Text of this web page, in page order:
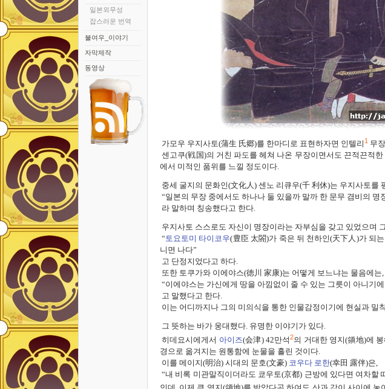
일본외무성
잡스러운 번역
불여우_이야기
자막제작
동영상
가모우 우지사토(蒲生 氏郷)를 한마디로 표현하자면 인텔리 1 무
센고쿠(戦国)의 거친 파도를 헤쳐 나온 무장이면서도 끈적끈적
에서 미적인 품위를 느낄 정도이다.
중세 굴지의 문화인(文化人) 센노 리큐우(千 利休)는 우지사토를
“일본의 무장 중에서도 하나나 둘 있을까 말까 한 문무 겸비의 명
라 말하며 칭송했다고 한다.
우지사토 스스로도 자신이 명장이라는 자부심을 갖고 있었으며
“토요토미 타이코우(豊臣 太閤)가 죽은 뒤 천하인(天下人)가 되
니면 나다”
고 단정지었다고 하다.
또한 토쿠가와 이에야스(徳川 家康)는 어떻게 보느냐는 물음에는,
“이에야스는 가신에게 땅을 아낌없이 줄 수 있는 그릇이 아니기
고 말했다고 한다.
이는 어디까지나 그의 미의식을 통한 인물감정이기에 현실과 밀
그 뜻하는 바가 웅대했다. 유명한 이야기가 있다.
히데요시에게서 아이즈(会津) 42만석2의 거대한 영지(領地)에
경으로 옮겨지는 원통함에 눈물을 흘린 것이다.
이를 메이지(明治) 시대의 문호(文豪) 코우다 로한(幸田 露伴)은,
“내 비록 미관말직이더라도 쿄우토(京都) 근방에 있다면 여차할